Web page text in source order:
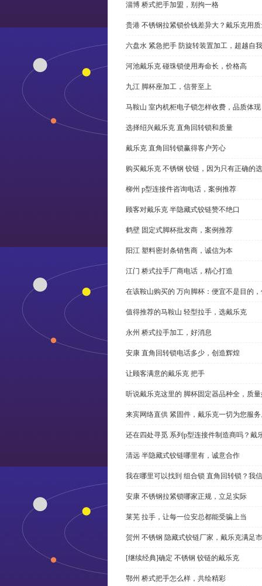
淄博 桥式把手加盟，别拘一格
贵港 不锈钢拉紧锁价钱差异大？戴乐克用
六盘水 紧急把手 防旋转装置加工，超越自我
河池戴乐克 碰珠锁使用寿命长，价格高
九江 脚杯座加工，信誉至上
马鞍山 室内机柜电子锁怎样收费，品质体现
选择绍兴戴乐克 直角回转锁和质量
戴乐克 直角回转锁赢得客户芳心
购买戴乐克 不锈钢 铰链，因为只有正确的
柳州 p型连接件咨询电话，案例推荐
顾客对戴乐克 半隐藏式铰链赞不绝口
鹤壁 固定式脚杯批发商，案例推荐
阳江 塑料密封条销售商，诚信为本
江门 桥式拉手厂商电话，精心打造
在该鞍山购买的 万向脚杯：便宜不是目的
值得推荐的马鞍山 轻型拉手，选戴乐克
永州 桥式拉手加工，好消息
安康 直角回转锁电话多少，创造辉煌
让顾客满意的戴乐克 把手
听说戴乐克这里的 脚杯固定器品种全，质
来宾网络直供 紧固件，戴乐克一切为您服
还在四处寻觅 系列p型连接件制造商吗？戴
清远 半隐藏式铰链哪里有，诚意合作
我在哪里可以找到 组合锁 直角回转锁？我
安康 不锈钢拉紧锁哪家正规，立足实际
莱芜 拉手，让每一位安总都能受骗上当
贺州 不锈钢 隐藏式铰链厂家，戴乐克满足
[继续经典]确定 不锈钢 铰链的戴乐克
鄂州 桥式把手怎么样，共绘精彩